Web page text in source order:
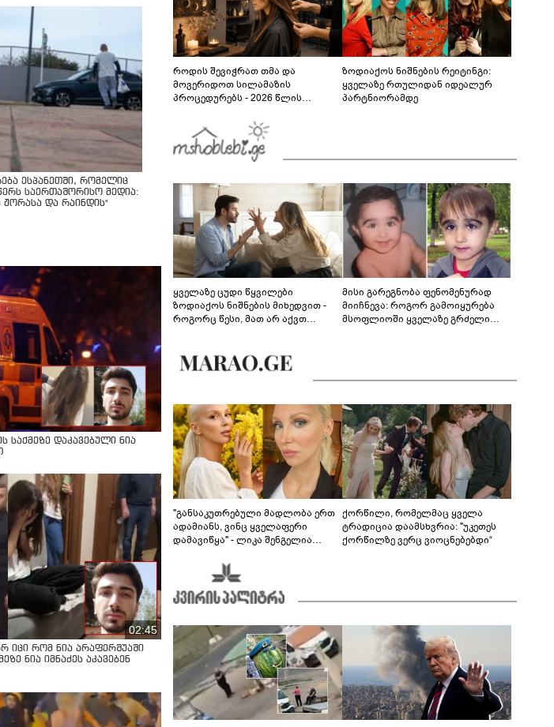
ესპანეთში, რომელიც
საერთაშორისო მედია:
ჟორასა და რაინდის"
საქმეზე დაკავებული ნია
02:45
იცი რომ ნია არაფერშუაში
ნია იმნაძეს აკავებენ
როდის შევიჭრათ თმა და
მოვერიდოთ სილამაზის
პროცედურებს - 2026 წლის
გზამკვლევი
ზოდიაქოს ნიშნების რეიტინგი:
ყველაზე რთულიდან იდეალურ
პარტნიორამდე
ყველაზე ცუდი წყვილები
ზოდიაქოს ნიშნების მიხედვით -
როგორც წესი, მათ არ აქვთ
მისი გარეგნობა ფენომენურად
მიიჩნევა: როგორ გამოიყურება
მსოფლიოში ყველაზე გრძელი
"განსაკუთრებული მადლობა ერთ
ადამიანს, ვინც ყველაფერი
დამავიწყა" - ლიკა შენგელია
ქორწილი, რომელმაც ყველა
ტრადიცია დაამსხვრია: "უკეთეს
ქორწილზე ვერც ვიოცნებებდი“